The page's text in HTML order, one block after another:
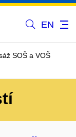
EN
SOŠ a VOŠ